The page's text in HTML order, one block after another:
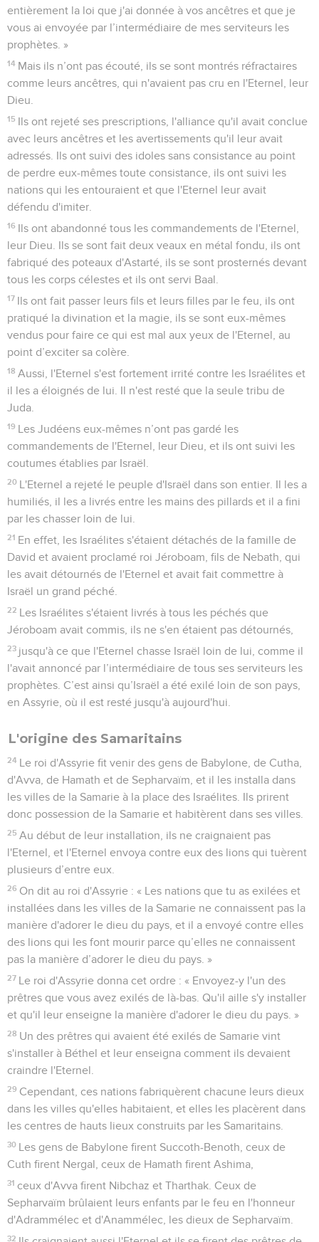
entièrement la loi que j'ai donnée à vos ancêtres et que je
vous ai envoyée par l’intermédiaire de mes serviteurs les
prophètes. »
14 Mais ils n’ont pas écouté, ils se sont montrés réfractaires
comme leurs ancêtres, qui n'avaient pas cru en l'Eternel, leur
Dieu.
15 Ils ont rejeté ses prescriptions, l'alliance qu'il avait conclue
avec leurs ancêtres et les avertissements qu'il leur avait
adressés. Ils ont suivi des idoles sans consistance au point
de perdre eux-mêmes toute consistance, ils ont suivi les
nations qui les entouraient et que l'Eternel leur avait
défendu d'imiter.
16 Ils ont abandonné tous les commandements de l'Eternel,
leur Dieu. Ils se sont fait deux veaux en métal fondu, ils ont
fabriqué des poteaux d'Astarté, ils se sont prosternés devant
tous les corps célestes et ils ont servi Baal.
17 Ils ont fait passer leurs fils et leurs filles par le feu, ils ont
pratiqué la divination et la magie, ils se sont eux-mêmes
vendus pour faire ce qui est mal aux yeux de l'Eternel, au
point d’exciter sa colère.
18 Aussi, l'Eternel s'est fortement irrité contre les Israélites et
il les a éloignés de lui. Il n'est resté que la seule tribu de
Juda.
19 Les Judéens eux-mêmes n’ont pas gardé les
commandements de l'Eternel, leur Dieu, et ils ont suivi les
coutumes établies par Israël.
20 L'Eternel a rejeté le peuple d'Israël dans son entier. Il les a
humiliés, il les a livrés entre les mains des pillards et il a fini
par les chasser loin de lui.
21 En effet, les Israélites s'étaient détachés de la famille de
David et avaient proclamé roi Jéroboam, fils de Nebath, qui
les avait détournés de l'Eternel et avait fait commettre à
Israël un grand péché.
22 Les Israélites s'étaient livrés à tous les péchés que
Jéroboam avait commis, ils ne s'en étaient pas détournés,
23 jusqu'à ce que l'Eternel chasse Israël loin de lui, comme il
l'avait annoncé par l’intermédiaire de tous ses serviteurs les
prophètes. C’est ainsi qu’Israël a été exilé loin de son pays,
en Assyrie, où il est resté jusqu'à aujourd'hui.
L'origine des Samaritains
24 Le roi d'Assyrie fit venir des gens de Babylone, de Cutha,
d'Avva, de Hamath et de Sepharvaïm, et il les installa dans
les villes de la Samarie à la place des Israélites. Ils prirent
donc possession de la Samarie et habitèrent dans ses villes.
25 Au début de leur installation, ils ne craignaient pas
l'Eternel, et l'Eternel envoya contre eux des lions qui tuèrent
plusieurs d’entre eux.
26 On dit au roi d'Assyrie : « Les nations que tu as exilées et
installées dans les villes de la Samarie ne connaissent pas la
manière d'adorer le dieu du pays, et il a envoyé contre elles
des lions qui les font mourir parce qu’elles ne connaissent
pas la manière d’adorer le dieu du pays. »
27 Le roi d'Assyrie donna cet ordre : « Envoyez-y l'un des
prêtres que vous avez exilés de là-bas. Qu'il aille s'y installer
et qu'il leur enseigne la manière d'adorer le dieu du pays. »
28 Un des prêtres qui avaient été exilés de Samarie vint
s'installer à Béthel et leur enseigna comment ils devaient
craindre l'Eternel.
29 Cependant, ces nations fabriquèrent chacune leurs dieux
dans les villes qu'elles habitaient, et elles les placèrent dans
les centres de hauts lieux construits par les Samaritains.
30 Les gens de Babylone firent Succoth-Benoth, ceux de
Cuth firent Nergal, ceux de Hamath firent Ashima,
31 ceux d'Avva firent Nibchaz et Tharthak. Ceux de
Sepharvaïm brûlaient leurs enfants par le feu en l'honneur
d'Adrammélec et d'Anammélec, les dieux de Sepharvaïm.
32